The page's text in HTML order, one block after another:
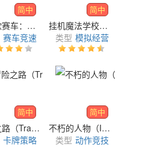
简中
马力欧赛车：巡游（Mario Kart Tour）
赛车竞速
简中
挂机魔法学校（Idle Magic School）
类型 模拟经营
简中
冒险之路（Trails of Adventure）
卡牌策略
简中
不朽的人物（Immortals: Muv-Luv Alternative）
类型 动作竞技